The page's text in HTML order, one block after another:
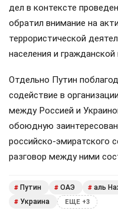
дел в контексте
обратил внимание на
террористической
населения и
Отдельно Путин
содействие в
между Россией и
обоюдную
российско-эмиратского
разговор между ними
# Путин # ОАЭ # аль
# Украина ЕЩЕ +3